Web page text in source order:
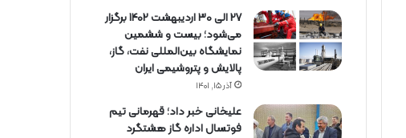
27 الی 30 اردیبهشت 1402 برگزار
می‌شود؛ بیست و ششمین
نمایشگاه بین‌المللی نفت، گاز،
پالایش و پتروشیمی ایران
آذر ۱۵, ۱۴۰۱
علیخانی خبر داد؛ قهرمانی تیم
فوتسال اداره گاز هشتگرد